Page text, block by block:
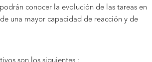
conocer la evolución de las tareas en
una mayor capacidad de reacción y de